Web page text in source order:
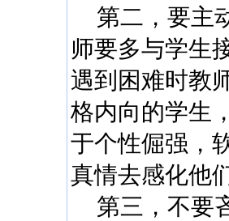
第二，要主
师要多与学生
遇到困难时教
格内向的学生
于个性倔强，
真情去感化他
第三，不要